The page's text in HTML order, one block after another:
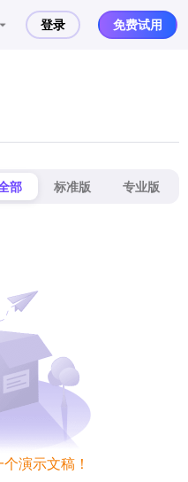
登录 免费试用
部 标准版 专业版
演示文稿！